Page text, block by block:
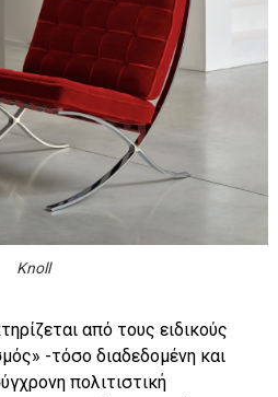
Knoll
από τους ειδικούς
-τόσο διαδεδομένη και
πολιτιστική